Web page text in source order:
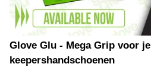
Glove Glu - Mega Grip voor je
keepershandschoenen